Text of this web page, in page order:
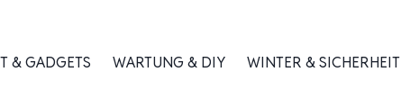
& GADGETS WARTUNG & DIY WINTER & SICHERHEIT